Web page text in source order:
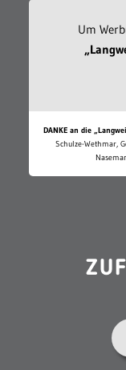
Um
DANKE an die
Schulze-Wethmar,